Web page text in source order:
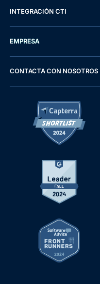
INTEGRACIÓN CTI
EMPRESA
CONTACTA CON NOSOTROS